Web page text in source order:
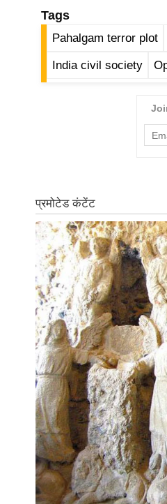
Tags
Pahalgam terror plot
India civil society